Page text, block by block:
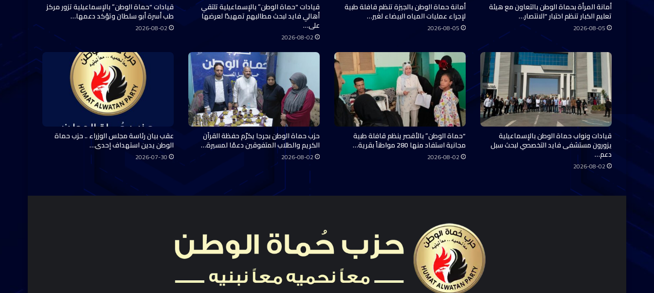
أمانة المرأة بحماة الوطن بالتعاون مع هيئة
تعليم الكبار تنظم اختبار “الانتصار…
2026-08-05
أمانة حماة الوطن بالجيزة تنظم قافلة طبية
لإجراء عمليات المياه البيضاء لغير…
2026-08-05
قيادات “حماة الوطن” بالإسماعيلية تلتقي
أهالي فايد لبحث مطالبهم تمهيدًا لعرضها
على…
2026-08-02
قيادات “حماة الوطن” بالإسماعيلية تزور مركز
طب أسرة أبو سلطان وتؤكد دعمها…
2026-08-02
قيادات ونواب حماة الوطن بالإسماعيلية
يزورون مستشفى فايد التخصصي لبحث سبل
دعم…
2026-08-02
“حماة الوطن” بالأقصر ينظم قافلة طبية
مجانية استفاد منها 280 مواطناً بقرية…
2026-08-02
حزب حماة الوطن بجرجا يكرّم حفظة القرآن
الكريم والطلاب المتفوقين دعمًا لمسيرة…
2026-08-02
عقب بيان رئاسة مجلس الوزراء .. حزب حماة
الوطن يدين استهداف إحدى…
2026-07-30